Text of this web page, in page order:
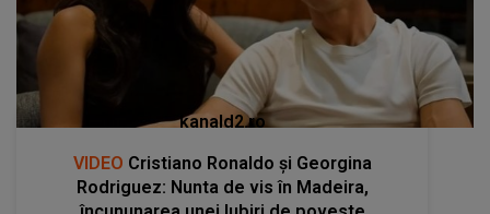
kanald2.ro
VIDEO Cristiano Ronaldo și Georgina
Rodriguez: Nunta de vis în Madeira,